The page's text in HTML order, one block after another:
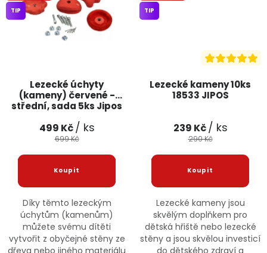
Lezecké úchyty
(kameny) červené -
střední, sada 5ks Jipos
TIP
499 Kč/ ks
699 Kč
Díky těmto lezeckým
úchytům (kamenům)
můžete svému dítěti
vytvořit z obyčejné stěny ze
dřeva nebo jiného materiálu
Lezecké kameny 10ks
18533 JIPOS
TIP
239 Kč/ ks
290 Kč
Lezecké kameny jsou
skvělým doplňkem pro
dětská hřiště nebo lezecké
stěny a jsou skvělou investicí
do dětského zdraví a